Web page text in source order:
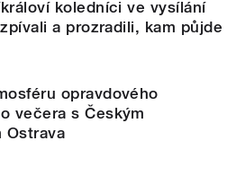
koledníci ve vysílání
a prozradili, kam půjde
opravdového
večera s Českým
Ostrava